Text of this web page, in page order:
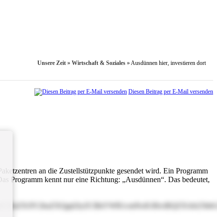
Unsere Zeit » Wirtschaft & Soziales »Ausdünnen hier, investieren dort
Diesen Beitrag per E-Mail versenden
an die Zustellstützpunkte gesendet wird. Ein Programm
Programm kennt nur eine Richtung: „Ausdünnen“. Das bedeutet,